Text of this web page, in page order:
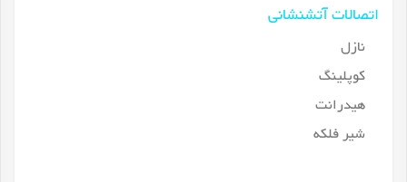
اتصالات آتشنشانی
نازل
کوپلینگ
هیدرانت
شیر فلکه